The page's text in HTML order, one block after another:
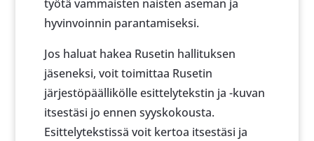
työtä vammaisten naisten aseman ja
hyvinvoinnin parantamiseksi.
Jos haluat hakea Rusetin hallituksen
jäseneksi, voit toimittaa Rusetin
järjestöpäällikölle esittelytekstin ja -kuvan
itsestäsi jo ennen syyskokousta.
Esittelytekstissä voit kertoa itsestäsi ja